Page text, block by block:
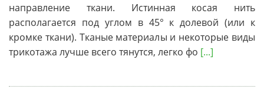
направление ткани. Истинная косая нить
располагается под углом в 45° к долевой (или к
кромке ткани). Тканые материалы и некоторые виды
трикотажа лучше всего тянутся, легко фо [...]